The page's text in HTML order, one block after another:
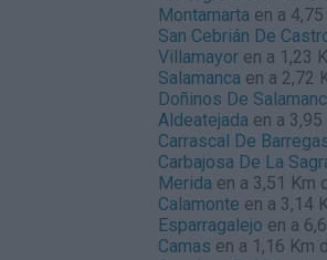
Montamarta en a
San Cebrián De
Villamayor en a 1,23
Salamanca en a 2,72
Doñinos De
Aldeatejada en a
Carrascal De
Carbajosa De La
Merida en a 3,51 Km
Calamonte en a 3,14
Esparragalejo en a
Camas en a 1,16 Km